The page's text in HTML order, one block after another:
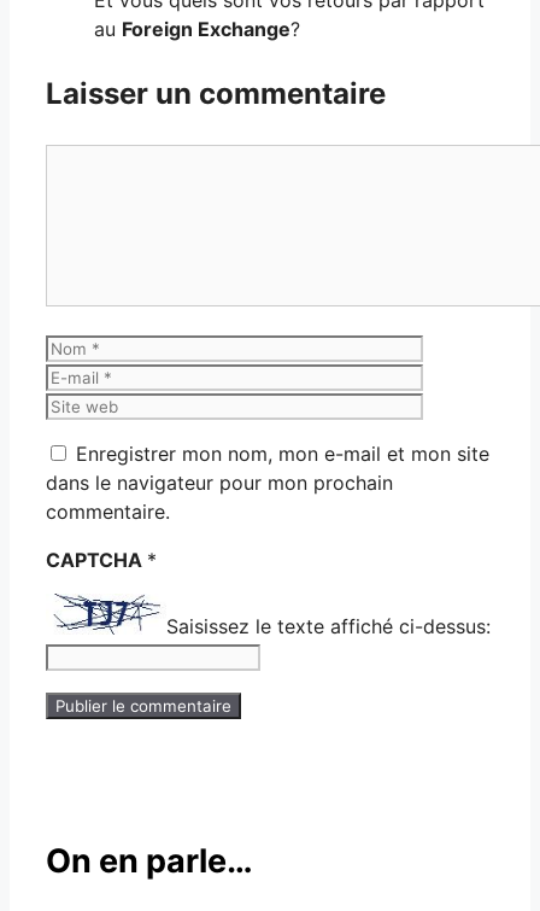
au Foreign Exchange?
Laisser un commentaire
Nom
Enregistrer mon nom, mon e-mail et mon site
dans le navigateur pour mon prochain
commentaire.
CAPTCHA *
Saisissez le texte affiché ci-dessus:
On en parle…